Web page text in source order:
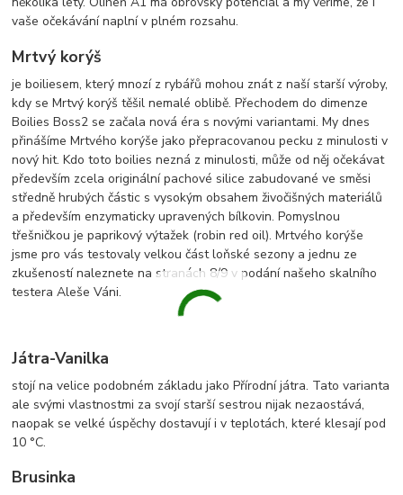
vaše očekávání naplní v plném rozsahu.
Mrtvý korýš
je boiliesem, který mnozí z rybářů mohou znát z naší starší výroby,
kdy se Mrtvý korýš těšil nemalé oblibě. Přechodem do dimenze
Boilies Boss2 se začala nová éra s novými variantami. My dnes
přinášíme Mrtvého korýše jako přepracovanou pecku z minulosti v
nový hit. Kdo toto boilies nezná z minulosti, může od něj očekávat
především zcela originální pachové silice zabudované ve směsi
středně hrubých částic s vysokým obsahem živočišných materiálů
a především enzymaticky upravených bílkovin. Pomyslnou
třešničkou je paprikový výtažek (robin red oil). Mrtvého korýše
jsme pro vás testovaly velkou část loňské sezony a jednu ze
zkušeností naleznete na stranách 8/9 v podání našeho skalního
testera Aleše Váni.
Játra-Vanilka
stojí na velice podobném základu jako Přírodní játra. Tato varianta
ale svými vlastnostmi za svojí starší sestrou nijak nezaostává,
naopak se velké úspěchy dostavují i v teplotách, které klesají pod
10 °C.
Brusinka